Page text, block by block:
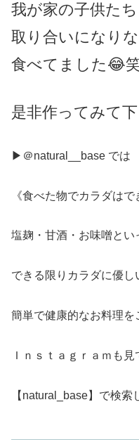
我が家の子供たち
取り合いになり
食べてました😂
是非作ってみて
▶＠natural__base では
《食べた物でカラダは
塩麹・甘酒・お味噌と
できる限りカラダに優し
簡単で健康的なお料理を
Ｉｎｓｔａｇｒａｍも
【natural_base】で検